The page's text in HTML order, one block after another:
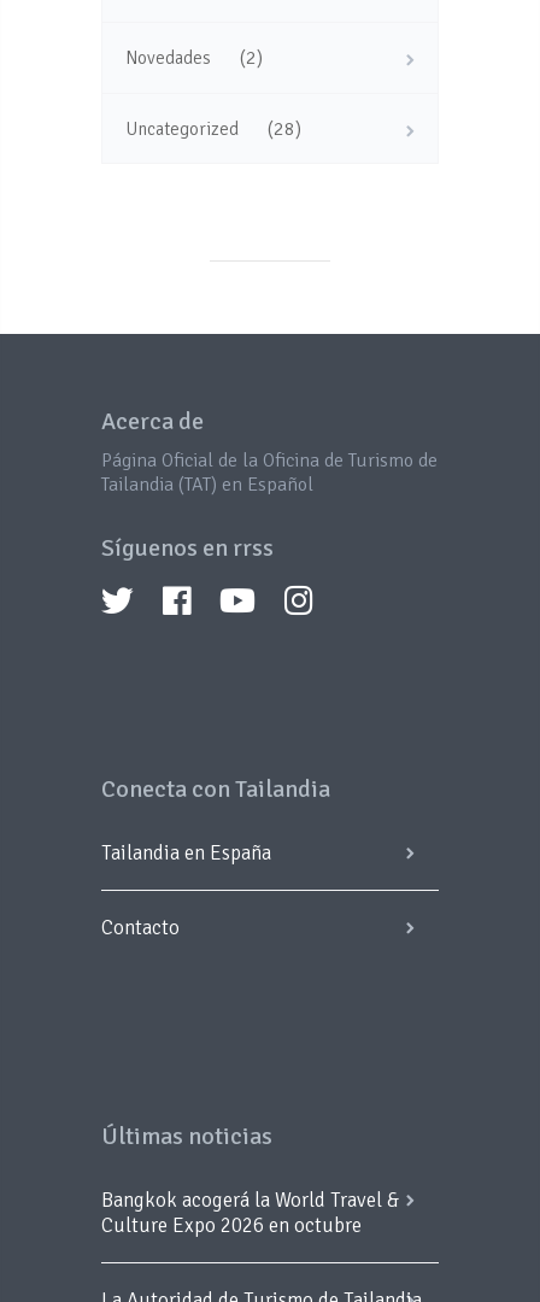
Novedades (2)
Uncategorized (28)
Acerca de
Página Oficial de la Oficina de Turismo de
Tailandia (TAT) en Español
Síguenos en rrss
Conecta con Tailandia
Tailandia en España
Contacto
Últimas noticias
Bangkok acogerá la World Travel &
Culture Expo 2026 en octubre